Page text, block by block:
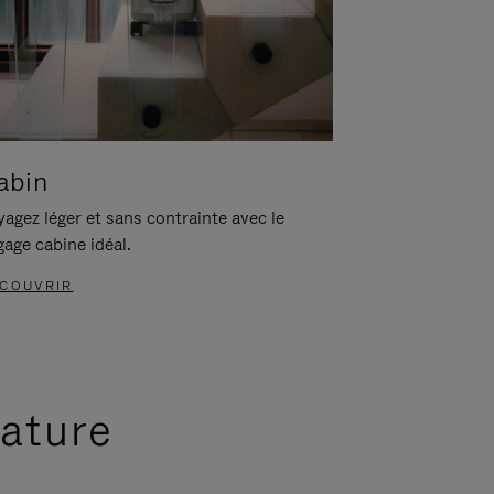
léger et sans contrainte avec le
cabine idéal.